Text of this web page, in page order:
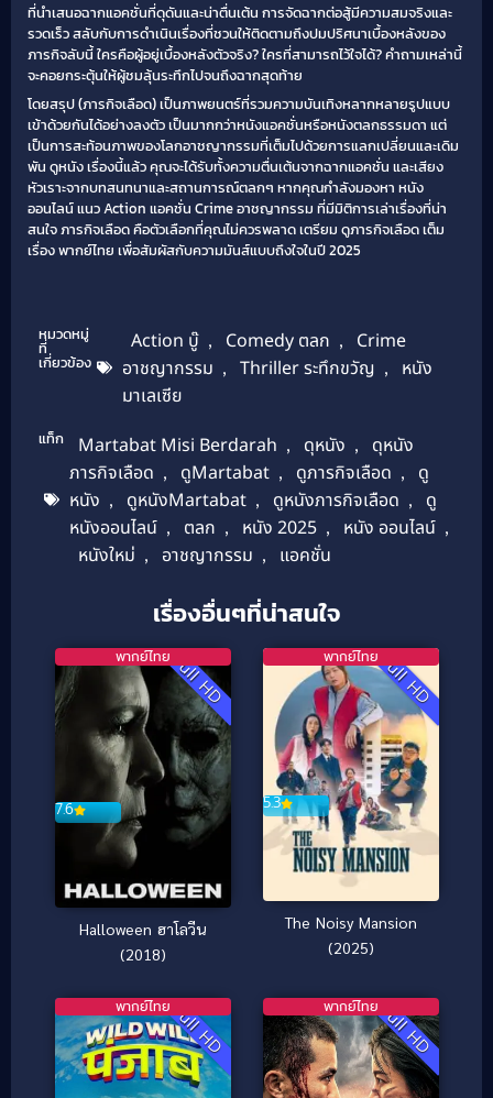
ที่นำเสนอฉากแอคชั่นที่ดุดันและน่าตื่นเต้น การจัดฉากต่อสู้มีความสมจริงและ
รวดเร็ว สลับกับการดำเนินเรื่องที่ชวนให้ติดตามถึงปมปริศนาเบื้องหลังของ
ภารกิจลับนี้ ใครคือผู้อยู่เบื้องหลังตัวจริง? ใครที่สามารถไว้ใจได้? คำถามเหล่านี้
จะคอยกระตุ้นให้ผู้ชมลุ้นระทึกไปจนถึงฉากสุดท้าย
โดยสรุป (ภารกิจเลือด) เป็นภาพยนตร์ที่รวมความบันเทิงหลากหลายรูปแบบ
เข้าด้วยกันได้อย่างลงตัว เป็นมากกว่าหนังแอคชั่นหรือหนังตลกธรรมดา แต่
เป็นการสะท้อนภาพของโลกอาชญากรรมที่เต็มไปด้วยการแลกเปลี่ยนและเดิม
พัน ดูหนัง เรื่องนี้แล้ว คุณจะได้รับทั้งความตื่นเต้นจากฉากแอคชั่น และเสียง
หัวเราะจากบทสนทนาและสถานการณ์ตลกๆ หากคุณกำลังมองหา หนัง
ออนไลน์ แนว Action แอคชั่น Crime อาชญากรรม ที่มีมิติการเล่าเรื่องที่น่า
สนใจ ภารกิจเลือด คือตัวเลือกที่คุณไม่ควรพลาด เตรียม ดูภารกิจเลือด เต็ม
เรื่อง พากย์ไทย เพื่อสัมผัสกับความมันส์แบบถึงใจในปี 2025
หมวดหมู่
ที่
เกี่ยวข้อง
Action บู๊ , Comedy ตลก ,
Crime
อาชญากรรม , Thriller ระทึกขวัญ ,
หนัง
มาเลเซีย
แท็ก Martabat Misi Berdarah , ดุหนัง ,
ดุหนัง
ภารกิจเลือด , ดูMartabat , ดูภารกิจเลือด ,
ดู
หนัง , ดูหนังMartabat , ดูหนังภารกิจเลือด ,
ดู
หนังออนไลน์ , ตลก , หนัง 2025 , หนัง ออนไลน์ ,
หนังใหม่ , อาชญากรรม , แอคชั่น
เรื่องอื่นๆที่น่าสนใจ
Full HD
7.6
พากย์ไทย
Halloween ฮาโลวีน
(2018)
Full HD
5.3
พากย์ไทย
The Noisy Mansion
(2025)
Full HD
พากย์ไทย Full HD
พากย์ไทย